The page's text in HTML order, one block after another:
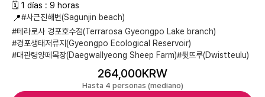
🗓 1 días : 9 horas
📍#사근진해변(Sagunjin beach)
#테라로사 경포호수점(Terrarosa Gyeongpo Lake branch)
#경포생태저류지(Gyeongpo Ecological Reservoir)
#대관령양떼목장(Daegwallyeong Sheep Farm)#뒷뜨루(Dwistteulu)
264,000KRW
Hasta 4 personas (mediano)